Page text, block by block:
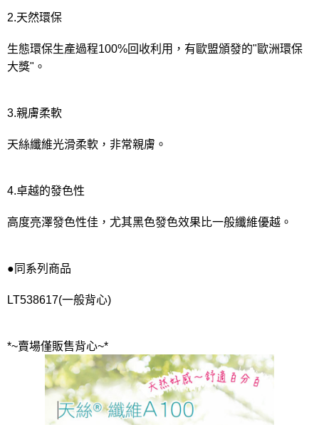
2.天然環保
生態環保生產過程100%回收利用，有歐盟頒發的"歐洲環保
大獎"。
3.親膚柔軟
天絲纖維光滑柔軟，非常親膚。
4.卓越的發色性
高度亮澤發色性佳，尤其黑色發色效果比一般纖維優越。
●同系列商品
LT538617(一般背心)
*~賣場僅販售背心~*